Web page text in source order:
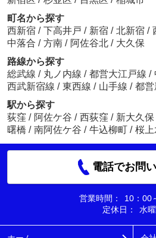
阿佐谷南三郵便局
約1077m／14分
杉並区立成田図書館
約660m／9分
沖宗武蔵
町名から探す
西新宿 / 下高井戸 / 新宿 / 北新宿 /
中落合 / 方南 / 阿佐谷北 / 大久保
路線から探す
総武線 / 丸ノ内線 / 都営大江戸線 /
西武新宿線 / 東西線 / 山手線 / 都営
駅から探す
荻窪 / 阿佐ケ谷 / 西荻窪 / 新大久保
曙橋 / 南阿佐ケ谷 / 牛込柳町 / 桜上
電話でお問
営業時間：
10：00
定休日：
水